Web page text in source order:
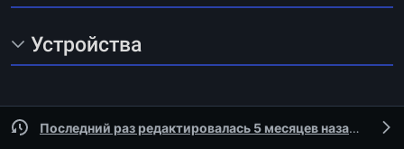
Устройства
Последний раз редактировалась 5 месяцев назад